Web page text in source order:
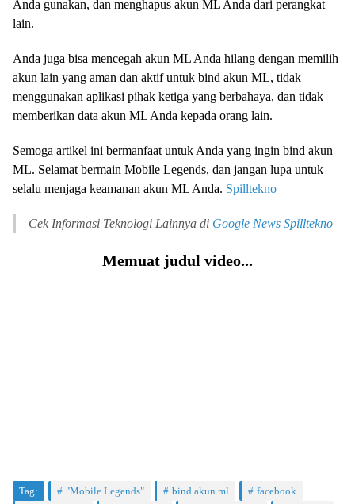
Anda gunakan, dan menghapus akun ML Anda dari perangkat
lain.
Anda juga bisa mencegah akun ML Anda hilang dengan memilih
akun lain yang aman dan aktif untuk bind akun ML, tidak
menggunakan aplikasi pihak ketiga yang berbahaya, dan tidak
memberikan data akun ML Anda kepada orang lain.
Semoga artikel ini bermanfaat untuk Anda yang ingin bind akun
ML. Selamat bermain Mobile Legends, dan jangan lupa untuk
selalu menjaga keamanan akun ML Anda. Spilltekno
Cek Informasi Teknologi Lainnya di Google News Spilltekno
Memuat judul video...
Tag: "Mobile Legends" bind akun ml
facebook